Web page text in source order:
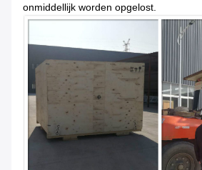
onmiddellijk worden opgelost.